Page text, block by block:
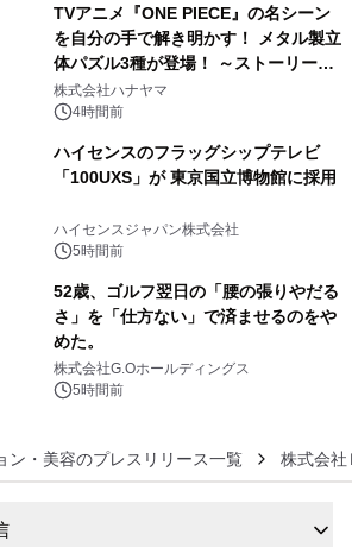
TVアニメ『ONE PIECE』の名シーン
を自分の手で解き明かす！ メタル製立
体パズル3種が登場！ ～ストーリーと
ギミックが融合した 大人の体験型パズ
ルが8月7日(金)12時より先行予約受付
株式会社ハナヤマ
4時間前
ハイセンスのフラッグシップテレビ
「100UXS」が 東京国立博物館に採用
ハイセンスジャパン株式会社
5時間前
52歳、ゴルフ翌日の「腰の張りやだる
さ」を「仕方ない」で済ませるのをや
めた。
株式会社G.Oホールディングス
5時間前
ン・美容のプレスリリース一覧 株式会社